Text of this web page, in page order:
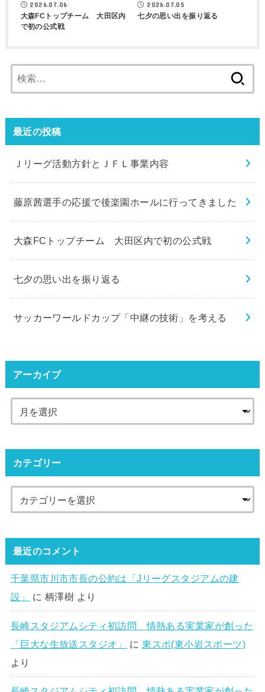
2026.07.06
大森FCトップチーム 大田区内
で初の公式戦
2026.07.05
七夕の思い出を振り返る
索:
最近の投稿
Ｊリーグ活動方針とＪＦＬ事業内容
藤原茜選手の応援で後楽園ホールに行ってきました
大森FCトップチーム 大田区内で初の公式戦
七夕の思い出を振り返る
サッカーワールドカップ「中継の技術」を考える
アーカイブ
カテゴリー
最近のコメント
千葉県市川市市長の公約は「Jリーグスタジアムの建
設」
に 柄澤樹 より
長崎スタジアムシティ初訪問 情熱ある実業家が創った
「巨大な生放送スタジオ」
に東スポ(東小岩スポーツ)
より